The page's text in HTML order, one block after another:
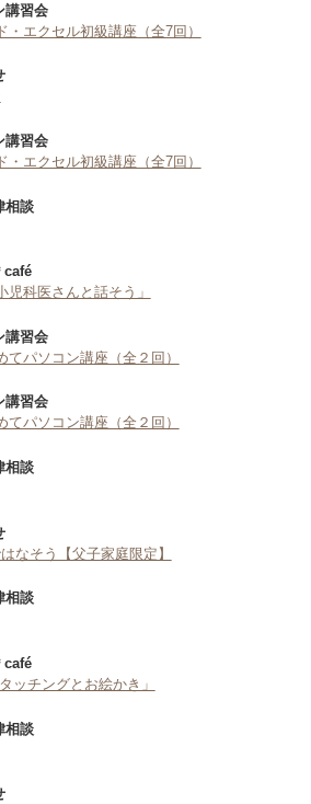
講習会
・エクセル初級講座（全7回）
講習会
・エクセル初級講座（全7回）
相談
café
科医さんと話そう」
講習会
てパソコン講座（全２回）
講習会
てパソコン講座（全２回）
相談
なそう【父子家庭限定】
相談
café
ッチングとお絵かき」
相談